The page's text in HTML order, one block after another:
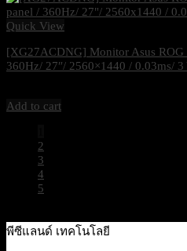
Quick View
[XG27ACDNG] Monitor Asus
360Hz/ 27″/ 2560×1440 / 0.03ms/ 3
Add to cart
2
3
4
5
พีซีแลนด์ เทคโนโลยี